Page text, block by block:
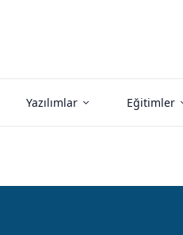
Yazılımlar Eğitimler